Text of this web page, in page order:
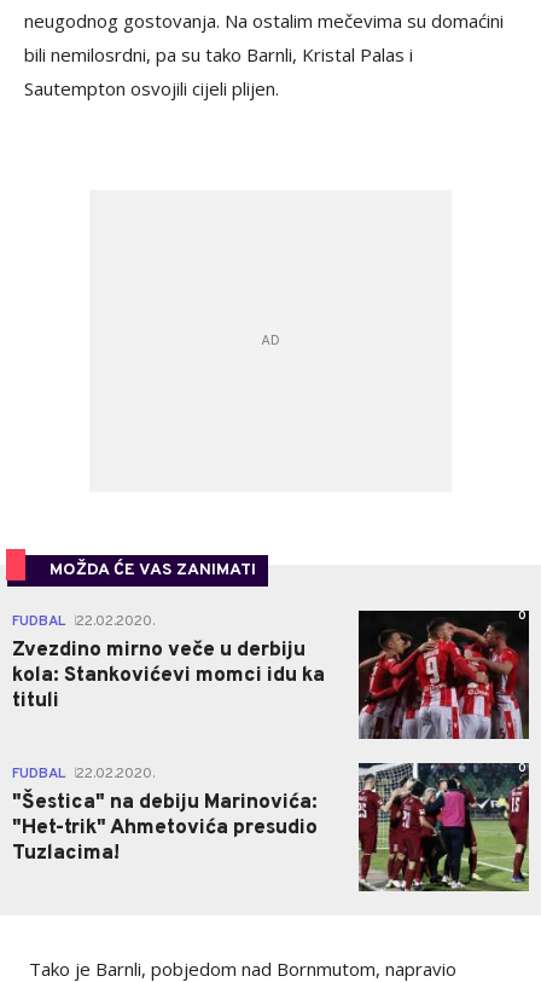
neugodnog gostovanja. Na ostalim mečevima su domaćini
bili nemilosrdni, pa su tako Barnli, Kristal Palas i
Sautempton osvojili cijeli plijen.
MOŽDA ĆE VAS ZANIMATI
FUDBAL 22.02.2020.
Zvezdino mirno veče u derbiju
kola: Stankovićevi momci idu ka
tituli
0
FUDBAL 22.02.2020.
"Šestica" na debiju Marinovića:
"Het-trik" Ahmetovića presudio
Tuzlacima!
0
Tako je Barnli, pobjedom nad Bornmutom, napravio